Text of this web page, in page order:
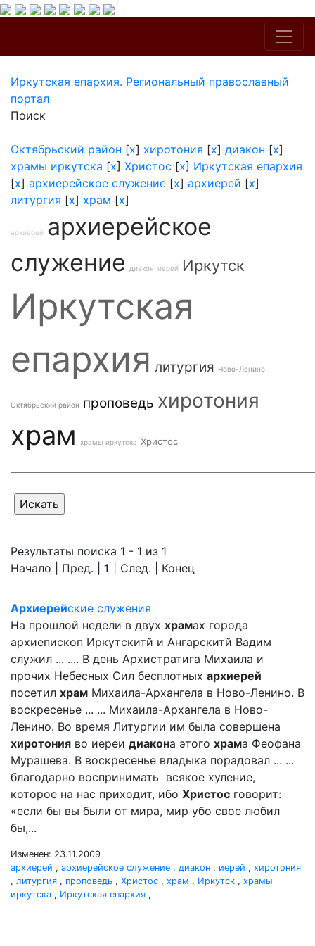
Иркутская епархия. Региональный православный
портал
Поиск
Октябрьский район [x] хиротония [x] диакон [x]
храмы иркутска [x] Христос [x] Иркутская епархия
[x] архиерейское служение [x] архиерей [x]
литургия [x] храм [x]
архиерей архиерейское
служение
диакон иерей Иркутск
Иркутская
епархия литургия Ново-Ленино
Октябрьский район проповедь хиротония
храм храмы иркутска Христос
Результаты поиска 1 - 1 из 1
Начало | Пред. | 1 | След. | Конец
Архиерейские служения
На прошлой недели в двух храмах города
архиепископ Иркутскитй и Ангарскитй Вадим
служил ... .... В день Архистратига Михаила и
прочих Небесных Сил бесплотных архиерей
посетил храм Михаила-Архангела в Ново-Ленино. В
воскресенье ... ... Михаила-Архангела в Ново-
Ленино. Во время Литургии им была совершена
хиротония во иереи диакона этого храма Феофана
Мурашева. В воскресенье владыка порадовал ... ...
благодарно воспринимать всякое хуление,
которое на нас приходит, ибо Христос говорит:
«если бы вы были от мира, мир убо свое любил
бы,...
Изменен: 23.11.2009
архиерей , архиерейское служение , диакон , иерей , хиротония
, литургия , проповедь , Христос , храм , Иркутск , храмы
иркутска , Иркутская епархия ,